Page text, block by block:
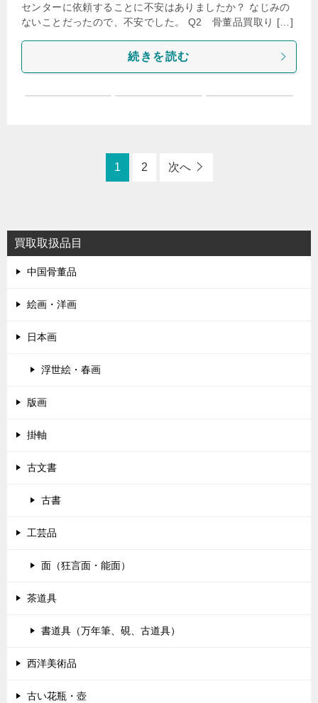
センターに依頼することに不安はありましたか？ なじみの
ないことだったので、不安でした。 Q2 骨董品買取り […]
続きを読む
1 2 次へ
買取取扱品目
中国骨董品
絵画・洋画
日本画
浮世絵・春画
版画
掛軸
古文書
古書
工芸品
面（狂言面・能面）
茶道具
書道具（万年筆、硯、古道具）
西洋美術品
古い花瓶・壺